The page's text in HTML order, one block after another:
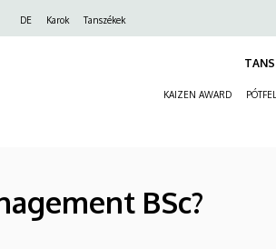
DE Karok Tanszékek
KAIZEN AWARD
BSc?